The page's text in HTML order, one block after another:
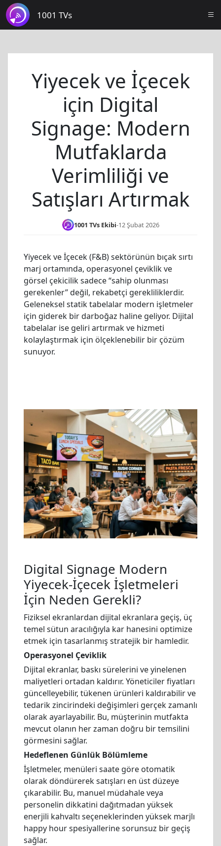
1001 TVs
Yiyecek ve İçecek
için Digital
Signage: Modern
Mutfaklarda
Verimliliği ve
Satışları Artırmak
1001 TVs Ekibi-12 Şubat 2026
Yiyecek ve İçecek (F&B) sektörünün bıçak sırtı
marj ortamında, operasyonel çeviklik ve
görsel çekicilik sadece “sahip olunması
gerekenler” değil, rekabetçi gerekliliklerdir.
Geleneksel statik tabelalar modern işletmeler
için giderek bir darboğaz haline geliyor. Dijital
tabelalar ise geliri artırmak ve hizmeti
kolaylaştırmak için ölçeklenebilir bir çözüm
sunuyor.
Digital Signage Modern
Yiyecek-İçecek İşletmeleri
İçin Neden Gerekli?
Fiziksel ekranlardan dijital ekranlara geçiş, üç
temel sütun aracılığıyla kar hanesini optimize
etmek için tasarlanmış stratejik bir hamledir.
Operasyonel Çeviklik
Dijital ekranlar, baskı sürelerini ve yinelenen
maliyetleri ortadan kaldırır. Yöneticiler fiyatları
güncelleyebilir, tükenen ürünleri kaldırabilir ve
tedarik zincirindeki değişimleri gerçek zamanlı
olarak ayarlayabilir. Bu, müşterinin mutfakta
mevcut olanın her zaman doğru bir temsilini
görmesini sağlar.
Hedeflenen Günlük Bölümleme
İşletmeler, menüleri saate göre otomatik
olarak döndürerek satışları en üst düzeye
çıkarabilir. Bu, manuel müdahale veya
personelin dikkatini dağıtmadan yüksek
enerjili kahvaltı seçeneklerinden yüksek marjlı
happy hour spesiyallerine sorunsuz bir geçiş
sağlar.